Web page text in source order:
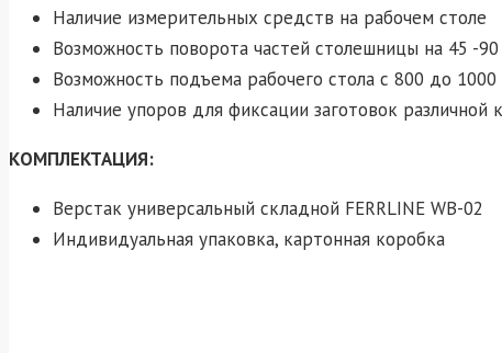
Наличие измерительных средств на рабочем столе
Возможность поворота частей столешницы на 45 -90
Возможность подъема рабочего стола с 800 до
Наличие упоров для фиксации заготовок различной
КОМПЛЕКТАЦИЯ:
Верстак универсальный складной FERRLINE WB-02
Индивидуальная упаковка, картонная коробка